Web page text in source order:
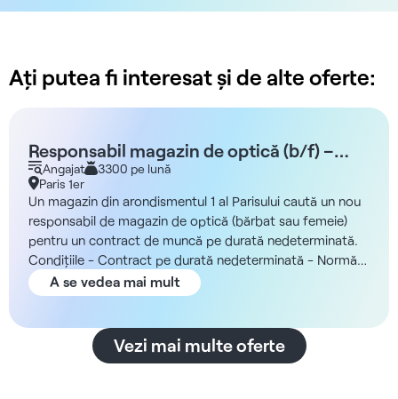
Ați putea fi interesat și de alte oferte:
Responsabil magazin de optică (b/f) –
Paris, arondismentul 1
Angajat
3300 pe lună
Paris 1er
Un magazin din arondismentul 1 al Parisului caută un nou
responsabil de magazin de optică (bărbat sau femeie)
pentru un contract de muncă pe durată nedeterminată.
Condițiile - Contract pe durată nedeterminată - Normă
întreagă - 39 de ore - De luni până sâmbătă - 09:30 –
20:00 Compania Veți face parte dintr-un lanț de
deservire și un volum mare de clienți. Magazinele
funcționează cu echipe formate din opticieni autorizați și
A se vedea mai mult
Vezi mai multe oferte